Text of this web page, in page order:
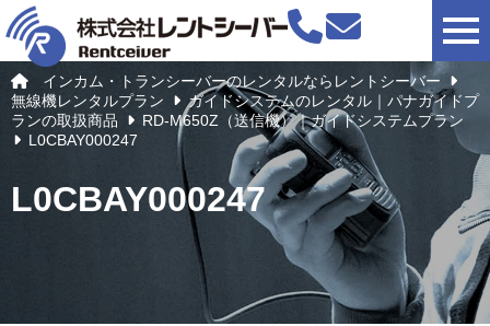
インカム・トランシーバーのレンタルならレントシーバー
無線機レンタルプラン
ガイドシステムのレンタル｜パナガイドプ
ランの取扱商品
RD-M650Z（送信機）｜ガイドシステムプラン
L0CBAY000247
L0CBAY000247